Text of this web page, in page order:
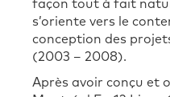
façon tout à fait
s’oriente vers le
conception des
(2003 – 2008).
Après avoir conçu et